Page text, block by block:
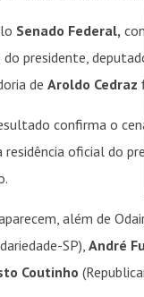
Senado Federal,
presidente,
de Aroldo Cedraz
confirma o
oficial do
aparecem, além de
SP), André
Coutinho